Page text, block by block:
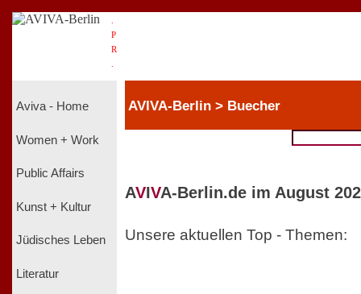
P
R
Aviva - Home
Women + Work
Public Affairs
Kunst + Kultur
Jüdisches Leben
Literatur
AVIVA-Berlin > Buecher
AVIVA-Berlin.de im August
Unsere aktuellen Top - Themen: